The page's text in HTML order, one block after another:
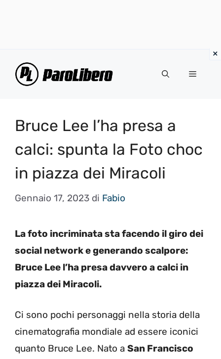
Menu
Bruce Lee l’ha presa a
calci: spunta la Foto choc
in piazza dei Miracoli
Gennaio 17, 2023 di Fabio
La foto incriminata sta facendo il giro dei
social network e generando scalpore:
Bruce Lee l’ha presa davvero a calci in
piazza dei Miracoli.
Ci sono pochi personaggi nella storia della
cinematografia mondiale ad essere iconici
quanto Bruce Lee. Nato a San Francisco